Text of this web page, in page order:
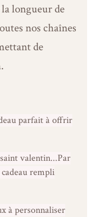
longueur de
nos chaînes
de
parfait à offrir
valentin...Par
rempli
à personnaliser